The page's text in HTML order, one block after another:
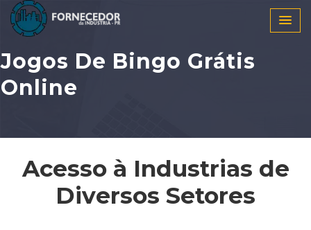
Jogos De Bingo Grátis
Online
Acesso à Industrias de
Diversos Setores